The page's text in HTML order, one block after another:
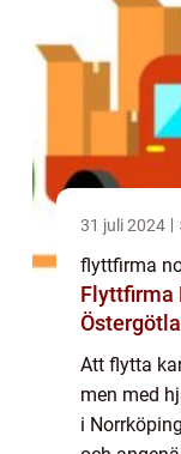
31 juli 2024
flyttfirma
Flyttfirma
Att flytta
men med
i